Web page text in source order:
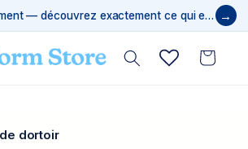
— découvrez exactement ce qui est requis →
Panier
dortoir